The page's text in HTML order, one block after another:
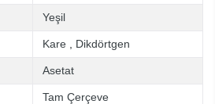
Yeşil
Kare Dikdörtgen
Asetat
Tam Çerçeve